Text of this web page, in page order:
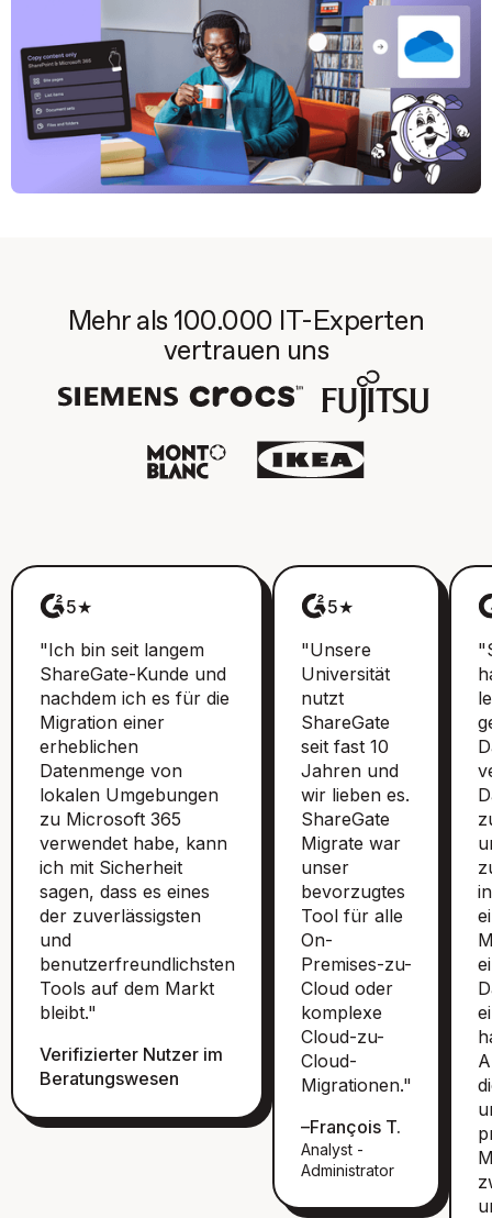
Mehr als 100.000 IT-Experten
vertrauen uns
5★
"Ich bin seit langem
ShareGate-Kunde und
nachdem ich es für die
Migration einer
erheblichen
Datenmenge von
lokalen Umgebungen
zu Microsoft 365
verwendet habe, kann
ich mit Sicherheit
sagen, dass es eines
der zuverlässigsten
und
benutzerfreundlichsten
Tools auf dem Markt
bleibt."
Verifizierter Nutzer im
Beratungswesen
5★
"Unsere
Universität
nutzt
ShareGate
seit fast 10
Jahren und
wir lieben es.
ShareGate
Migrate war
unser
bevorzugtes
Tool für alle
On-
Premises-zu-
Cloud oder
komplexe
Cloud-zu-
Cloud-
Migrationen."
–François T.
Analyst -
Administrator